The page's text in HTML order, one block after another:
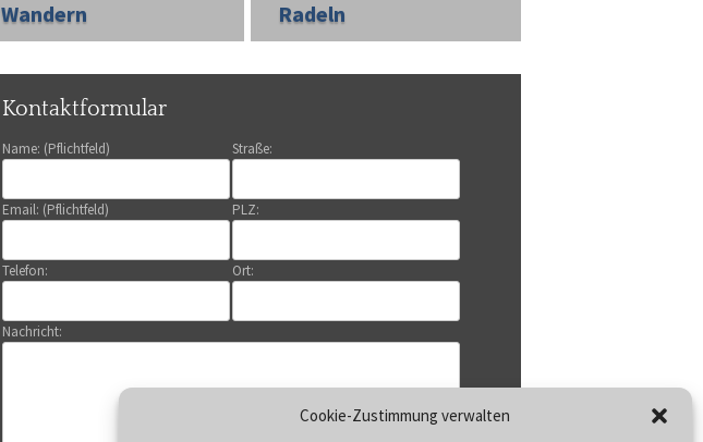
Cookie-Zustimmung verwalten
Wandern Radeln
Kontaktformular
Name: (Pflichtfeld)
Email: (Pflichtfeld)
Telefon:
Straße:
PLZ:
Ort:
Nachricht: